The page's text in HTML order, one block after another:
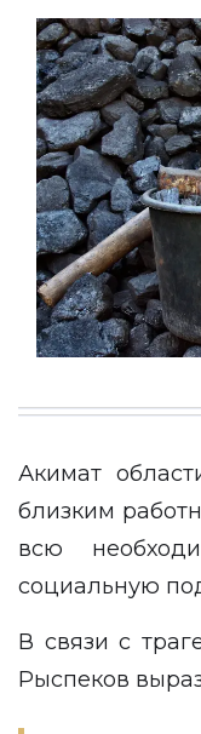
Акимат
близким
всю
социальную
В связи с
Рыспеков